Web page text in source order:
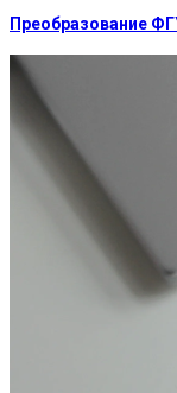
Преобразование